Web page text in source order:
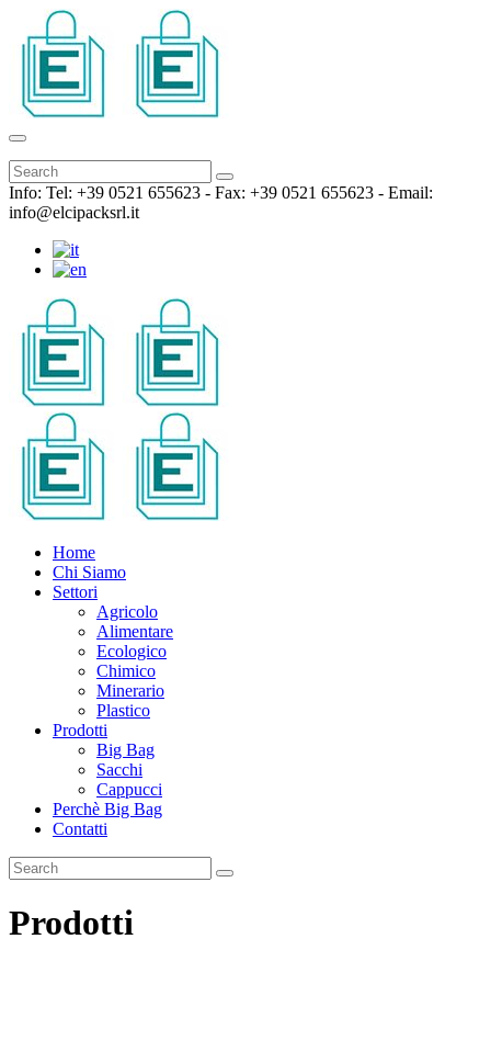
Info: Tel: +39 0521 655623 - Fax: +39 0521 655623 - Email:
info@elcipacksrl.it
Home
Chi Siamo
Settori
Agricolo
Alimentare
Ecologico
Chimico
Minerario
Plastico
Prodotti
Big Bag
Sacchi
Cappucci
Perchè Big Bag
Contatti
Prodotti